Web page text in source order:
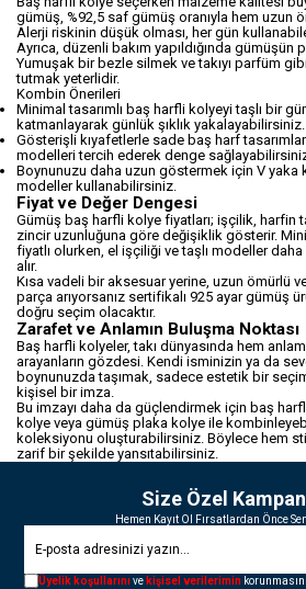
gümüş, %92,5 saf gümüş oranıyla hem uzun
Alerji riskinin düşük olması, her gün
Ayrıca, düzenli bakım yapıldığında gümüşün
Yumuşak bir bezle silmek ve takıyı parfüm
tutmak yeterlidir.
Kombin Önerileri
Minimal tasarımlı baş harfli kolyeyi taşlı bir
katmanlayarak günlük şıklık yakalayabilirsiniz.
Gösterişli kıyafetlerle sade baş harf
modelleri tercih ederek denge
Boynunuzu daha uzun göstermek için V yaka
modeller kullanabilirsiniz.
Fiyat ve Değer Dengesi
Gümüş baş harfli kolye fiyatları; işçilik, harfin
zincir uzunluğuna göre değişiklik gösterir.
fiyatlı olurken, el işçiliği ve taşlı modeller daha
alır.
Kısa vadeli bir aksesuar yerine, uzun ömürlü
parça arıyorsanız sertifikalı 925 ayar gümüş
doğru seçim olacaktır.
Zarafet ve Anlamın Buluşma Noktası
Baş harfli kolyeler, takı dünyasında hem
arayanların gözdesi. Kendi isminizin ya da
boynunuzda taşımak, sadece estetik bir
kişisel bir imza.
Bu imzayı daha da güçlendirmek için baş
kolye veya gümüş plaka kolye ile
koleksiyonu oluşturabilirsiniz. Böylece hem
zarif bir şekilde yansıtabilirsiniz.
Size Özel
Hemen Kayıt Ol Fırsatlardan Önce
Üyelik koşullarınıve kişisel verilerimin